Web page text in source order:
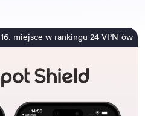
16. miejsce w rankingu 24 VPN-ów